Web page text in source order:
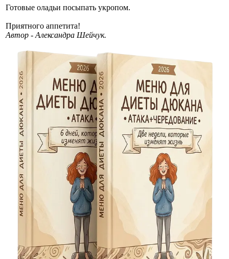
Готовые оладьи посыпать укропом.
Приятного аппетита!
Автор - Александра Шейчук.